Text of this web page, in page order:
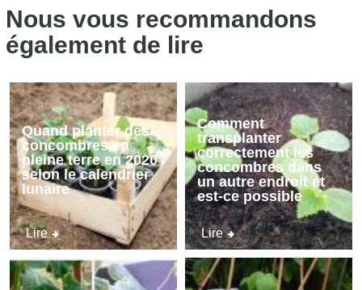
Nous vous recommandons
également de lire
Quand planter des
concombres en
pleine terre en 2020
selon le calendrier
lunaire
Lire
Comment
transplanter
correctement les
concombres dans
un autre endroit et
est-ce possible
Lire